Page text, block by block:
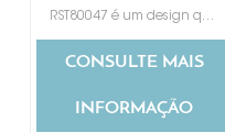
termoplástico
RST80047 é um design que imita couro genuíno. Tem uma boa sensação de toque como a pele.
CONSULTE MAIS
INFORMAÇÃO